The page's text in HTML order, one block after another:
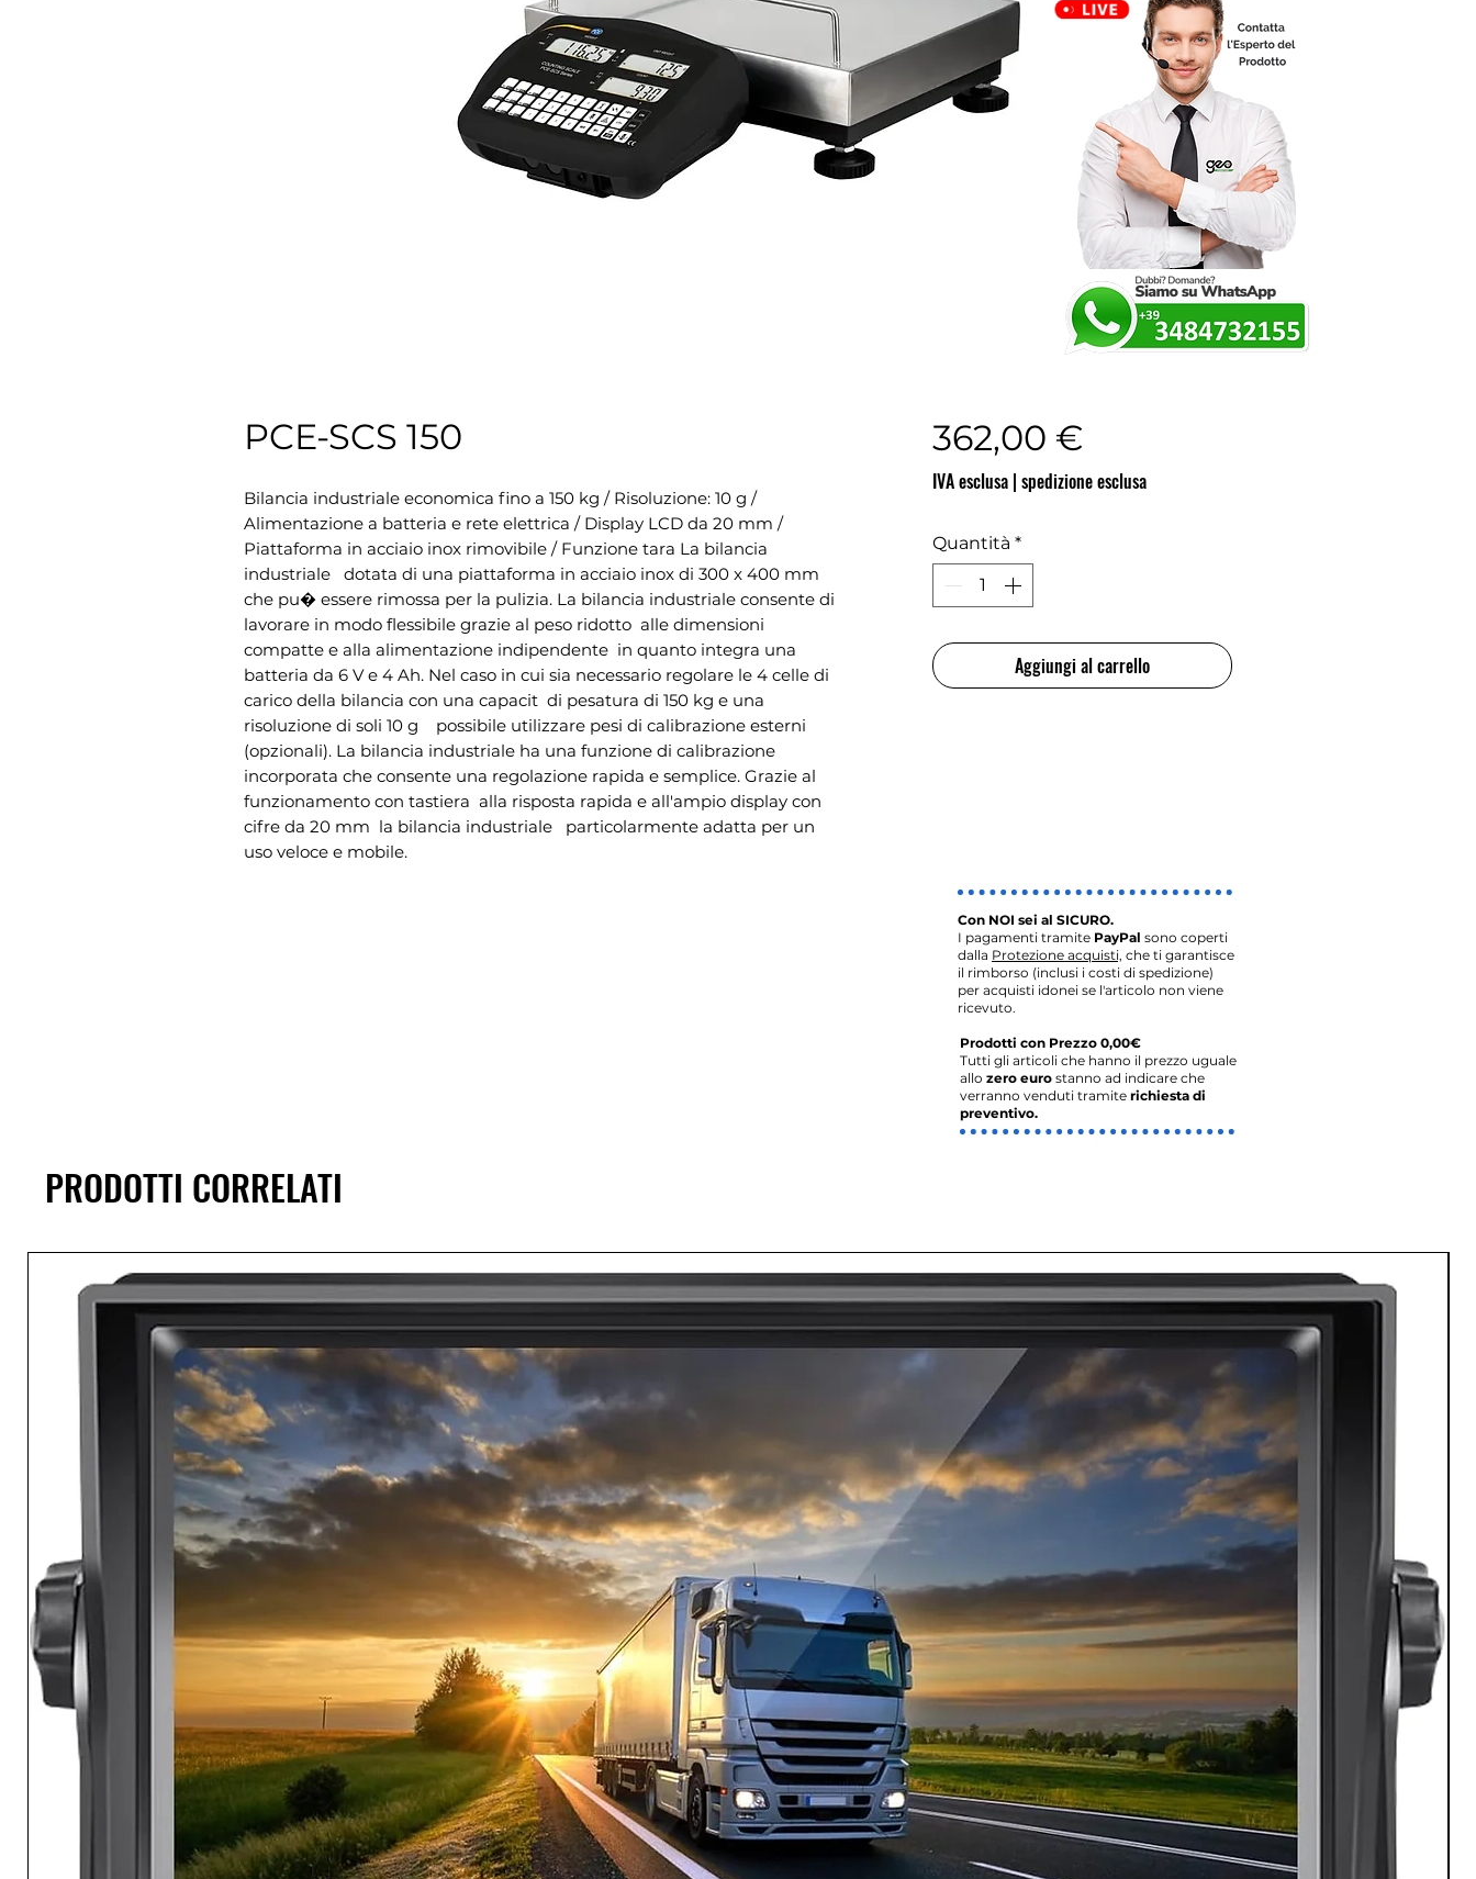
PCE-SCS 150
Bilancia industriale economica fino a 150 kg / Risoluzione: 10 g /
Alimentazione a batteria e rete elettrica / Display LCD da 20 mm /
Piattaforma in acciaio inox rimovibile / Funzione tara La bilancia
industriale   dotata di una piattaforma in acciaio inox di 300 x 400 mm
che pu� essere rimossa per la pulizia. La bilancia industriale consente di
lavorare in modo flessibile grazie al peso ridotto  alle dimensioni
compatte e alla alimentazione indipendente  in quanto integra una
batteria da 6 V e 4 Ah. Nel caso in cui sia necessario regolare le 4 celle di
carico della bilancia con una capacit  di pesatura di 150 kg e una
risoluzione di soli 10 g    possibile utilizzare pesi di calibrazione esterni
(opzionali). La bilancia industriale ha una funzione di calibrazione
incorporata che consente una regolazione rapida e semplice. Grazie al
funzionamento con tastiera  alla risposta rapida e all'ampio display con
cifre da 20 mm  la bilancia industriale   particolarmente adatta per un
uso veloce e mobile.
362,00 €
IVA esclusa| spedizione esclusa
Quantità *
Aggiungi al carrello
Con NOI sei al SICURO.
I pagamenti tramite PayPal sono coperti
dalla Protezione acquisti, che ti garantisce
il rimborso (inclusi i costi di spedizione)
per acquisti idonei se l'articolo non viene
ricevuto.
Prodotti con Prezzo 0,00€
Tutti gli articoli che hanno il prezzo uguale
allo zero euro stanno ad indicare che
verranno venduti tramite richiesta di
preventivo.
PRODOTTI CORRELATI